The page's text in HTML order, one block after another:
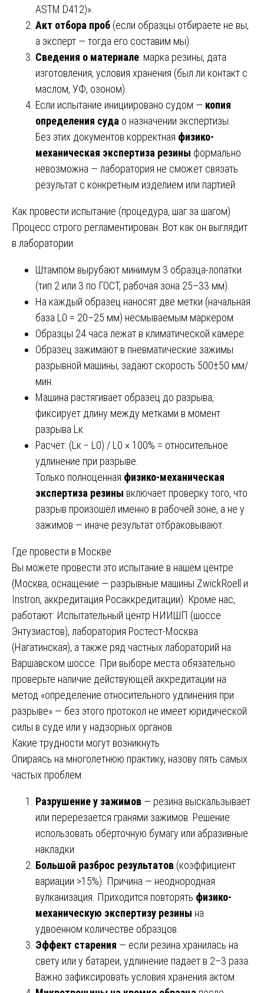
ASTM D412)».
Акт отбора проб (если образцы отбираете не вы,
а эксперт — тогда его составим мы).
Сведения о материале: марка резины, дата
изготовления, условия хранения (был ли контакт с
маслом, УФ, озоном).
Если испытание инициировано судом — копия
определения суда о назначении экспертизы.
Без этих документов корректная физико-
механическая экспертиза резины формально
невозможна — лаборатория не сможет связать
результат с конкретным изделием или партией.
Как провести испытание (процедура, шаг за шагом)
Процесс строго регламентирован. Вот как он выглядит
в лаборатории:
Штампом вырубают минимум 3 образца-лопатки
(тип 2 или 3 по ГОСТ, рабочая зона 25–33 мм).
На каждый образец наносят две метки (начальная
база L0 = 20–25 мм) несмываемым маркером.
Образцы 24 часа лежат в климатической камере.
Образец зажимают в пневматические зажимы
разрывной машины, задают скорость 500±50 мм/
мин.
Машина растягивает образец до разрыва,
фиксирует длину между метками в момент
разрыва Lк.
Расчёт: (Lк − L0) / L0 × 100% = относительное
удлинение при разрыве.
Только полноценная физико-механическая
экспертиза резины включает проверку того, что
разрыв произошёл именно в рабочей зоне, а не у
зажимов — иначе результат отбраковывают.
Где провести в Москве
Вы можете провести это испытание в нашем центре
(Москва, оснащение — разрывные машины ZwickRoell и
Instron, аккредитация Росаккредитации). Кроме нас,
работают: Испытательный центр НИИШП (шоссе
Энтузиастов), лаборатория Ростест-Москва
(Нагатинская), а также ряд частных лабораторий на
Варшавском шоссе. При выборе места обязательно
проверьте наличие действующей аккредитации на
метод «определение относительного удлинения при
разрыве» — без этого протокол не имеет юридической
силы в суде или у надзорных органов.
Какие трудности могут возникнуть
Опираясь на многолетнюю практику, назову пять самых
частых проблем:
Разрушение у зажимов — резина выскальзывает
или перерезается гранями зажимов. Решение:
использовать обёрточную бумагу или абразивные
накладки.
Большой разброс результатов (коэффициент
вариации >15%). Причина — неоднородная
вулканизация. Приходится повторять физико-
механическую экспертизу резины на
удвоенном количестве образцов.
Эффект старения — если резина хранилась на
свету или у батареи, удлинение падает в 2–3 раза.
Важно зафиксировать условия хранения актом.